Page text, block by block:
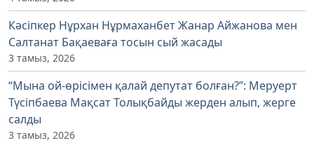
Кәсіпкер Нұрхан Нұрмаханбет Жанар Айжанова мен
Салтанат Бақаеваға тосын сый жасады
3 тамыз, 2026
“Мына ой-өрісімен қалай депутат болған?”: Меруерт
Түсіпбаева Мақсат Толықбайды жерден алып, жерге
салды
3 тамыз, 2026